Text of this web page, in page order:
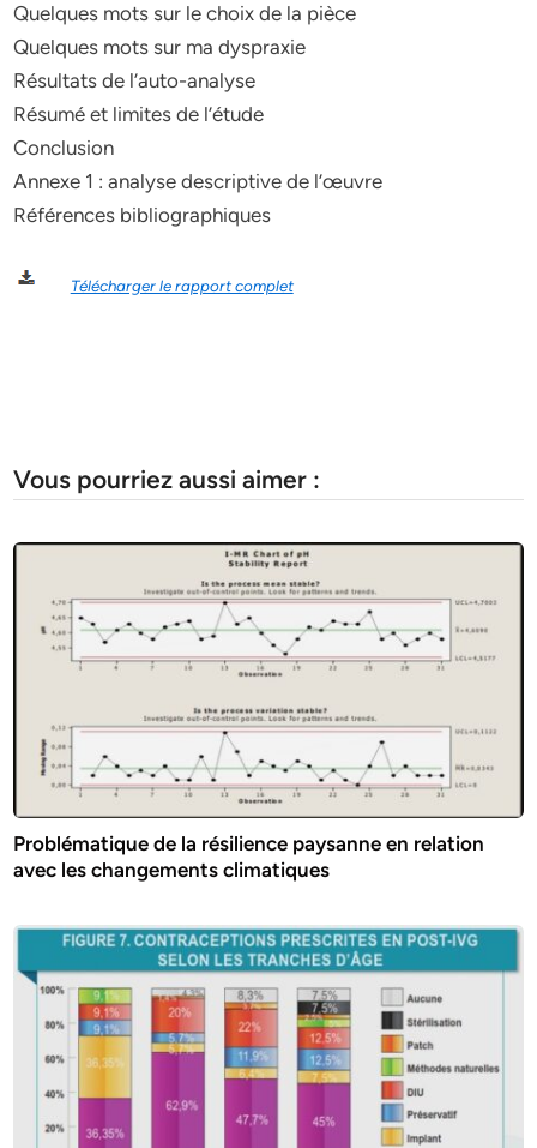
Quelques mots sur le choix de la pièce
Quelques mots sur ma dyspraxie
Résultats de l’auto-analyse
Résumé et limites de l’étude
Conclusion
Annexe 1 : analyse descriptive de l’œuvre
Références bibliographiques
Télécharger le rapport complet
Vous pourriez aussi aimer :
Problématique de la résilience paysanne en relation
avec les changements climatiques